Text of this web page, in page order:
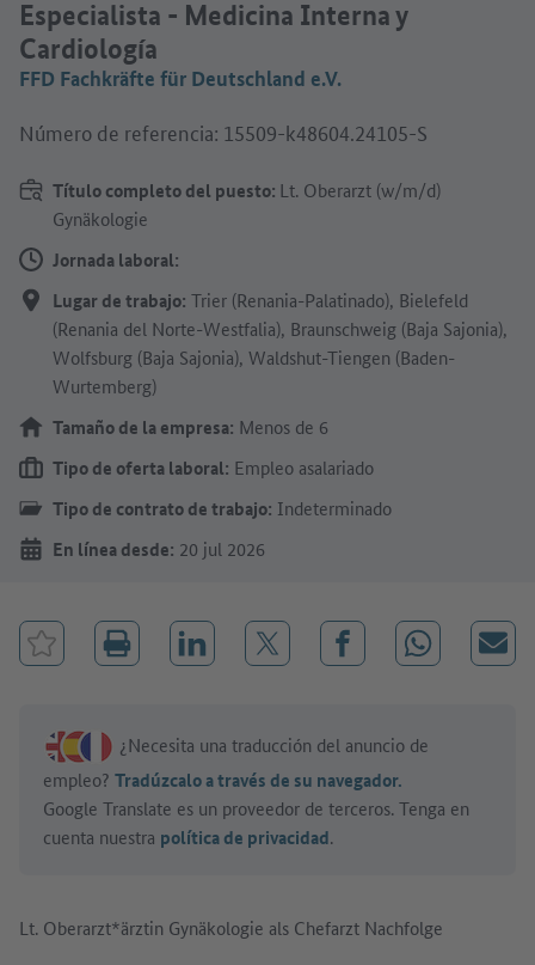
Especialista - Medicina Interna y
Cardiología
FFD Fachkräfte für Deutschland e.V.
Número de referencia: 15509-k48604.24105-S
Título completo del puesto: Lt. Oberarzt (w/m/d)
Gynäkologie
Jornada laboral:
Lugar de trabajo: Trier (Renania-Palatinado), Bielefeld
(Renania del Norte-Westfalia), Braunschweig (Baja Sajonia),
Wolfsburg (Baja Sajonia), Waldshut-Tiengen (Baden-
Wurtemberg)
Tamaño de la empresa: Menos de 6
Tipo de oferta laboral: Empleo asalariado
Tipo de contrato de trabajo: Indeterminado
En línea desde: 20 jul 2026
Lt. Oberarzt*ärztin Gynäkologie als Chefarzt Nachfolge
Marcar el trabajo como favorito
Compartir en LinkedIn
Compartir en X (antes: Twitter)
Compartir en Facebook
Compartir en
¿Necesita una traducción del anuncio de
empleo? Tradúzcalo a través de su navegador.
Google Translate es un proveedor de terceros. Tenga en
cuenta nuestra política de privacidad.